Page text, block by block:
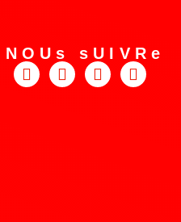
NOUs sUIVRe